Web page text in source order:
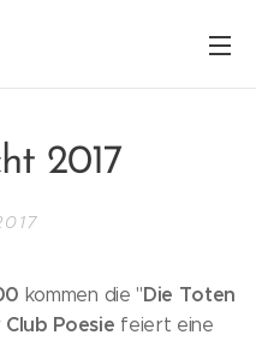
2017
kommen die "Die Toten
Club Poesie feiert eine